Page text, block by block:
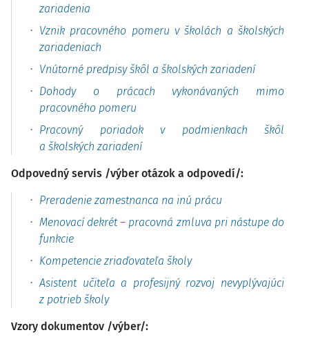
zariadenia
Vznik pracovného pomeru v školách a školských
zariadeniach
Vnútorné predpisy škôl a školských zariadení
Dohody o prácach vykonávaných mimo
pracovného pomeru
Pracovný poriadok v podmienkach škôl
a školských zariadení
Odpovedný servis /výber otázok a odpovedí/:
Preradenie zamestnanca na inú prácu
Menovací dekrét – pracovná zmluva pri nástupe do
funkcie
Kompetencie zriaďovateľa školy
Asistent učiteľa a profesijný rozvoj nevyplývajúci
z potrieb školy
Vzory dokumentov /výber/: